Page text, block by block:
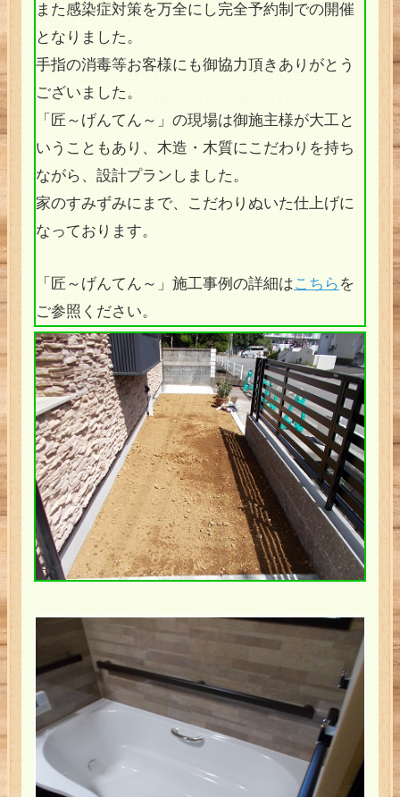
また感染症対策を万全にし完全予約制での開催
となりました。
手指の消毒等お客様にも御協力頂きありがとう
ございました。
「匠～げんてん～」の現場は御施主様が大工と
いうこともあり、木造・木質にこだわりを持ち
ながら、設計プランしました。
家のすみずみにまで、こだわりぬいた仕上げに
なっております。
「匠～げんてん～」施工事例の詳細はこちら を
ご参照ください。